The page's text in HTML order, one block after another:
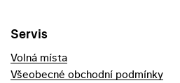
Servis
Volná místa
Všeobecné obchodní podmínky